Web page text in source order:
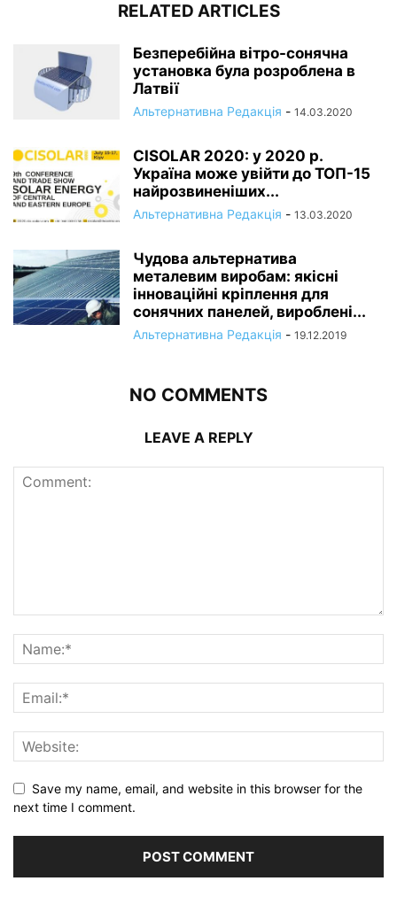
RELATED ARTICLES
Безперебійна вітро-сонячна
установка була розроблена в
Латвії
Альтернативна Редакція - 14.03.2020
CISOLAR 2020: у 2020 р.
Україна може увійти до ТОП-15
найрозвиненіших...
Альтернативна Редакція - 13.03.2020
Чудова альтернатива
металевим виробам: якісні
інноваційні кріплення для
сонячних панелей, вироблені...
Альтернативна Редакція - 19.12.2019
NO COMMENTS
LEAVE A REPLY
Save my name, email, and website in this browser for the
next time I comment.